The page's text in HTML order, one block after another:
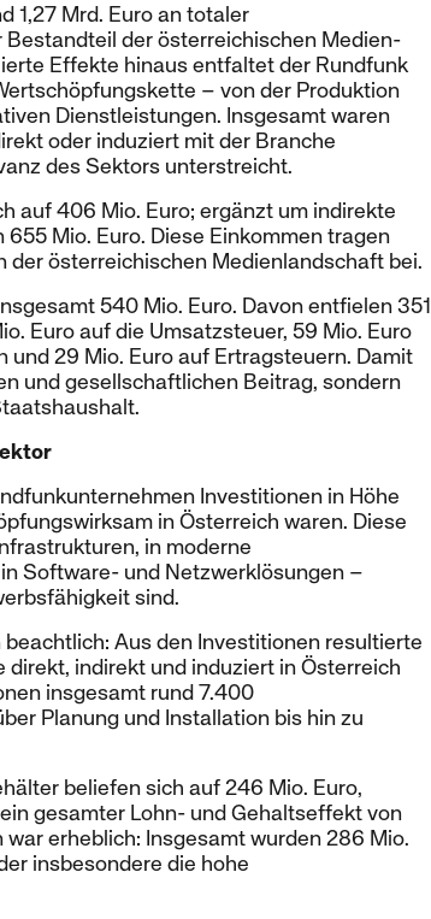
1,27 Mrd. Euro an totaler
der österreichischen Medien-
Effekte hinaus entfaltet der Rundfunk
– von der Produktion
Dienstleistungen. Insgesamt waren
oder induziert mit der Branche
des Sektors unterstreicht.
auf 406 Mio. Euro; ergänzt um indirekte
Mio. Euro. Diese Einkommen tragen
österreichischen Medienlandschaft bei.
540 Mio. Euro. Davon entfielen 351
Euro auf die Umsatzsteuer, 59 Mio. Euro
29 Mio. Euro auf Ertragsteuern. Damit
und gesellschaftlichen Beitrag, sondern
Investitionen in Höhe
in Österreich waren. Diese
in moderne
Software- und Netzwerklösungen –
sind.
Aus den Investitionen resultierte
indirekt und induziert in Österreich
insgesamt rund 7.400
Planung und Installation bis hin zu
beliefen sich auf 246 Mio. Euro,
gesamter Lohn- und Gehaltseffekt von
erheblich: Insgesamt wurden 286 Mio.
insbesondere die hohe